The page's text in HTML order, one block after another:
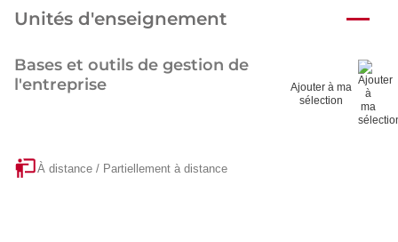
Unités d'enseignement
Bases et outils de gestion de
l'entreprise
Ajouter à ma
sélection
À distance / Partiellement à distance